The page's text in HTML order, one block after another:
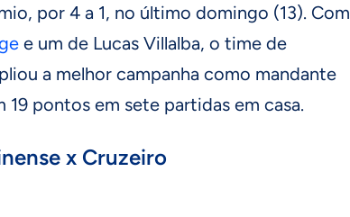
por 4 a 1, no último domingo (13). Com
e um de Lucas Villalba, o time de
a melhor campanha como mandante
pontos em sete partidas em casa.
x Cruzeiro